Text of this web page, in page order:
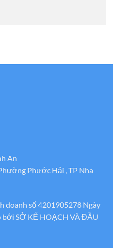
An
Phước Hải , TP Nha
doanh số 4201905278 Ngày
bới SỞ KẾ HOẠCH VÀ ĐẦU